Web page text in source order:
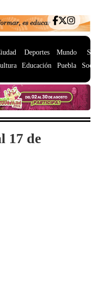
Deportes
Educación
Mundo
Puebla
17 de